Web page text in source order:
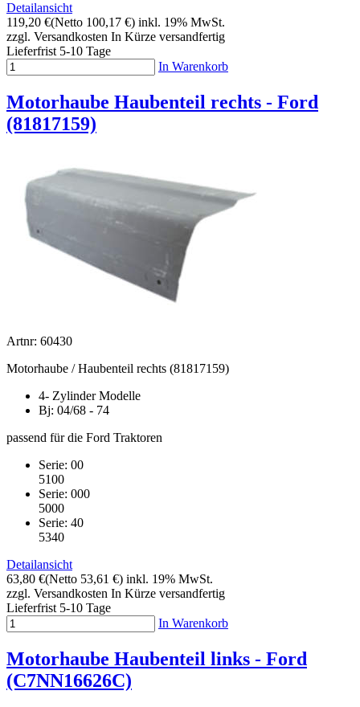
Detailansicht
119,20 €(Netto 100,17 €) inkl. 19% MwSt.
zzgl. Versandkosten In Kürze versandfertig
Lieferfrist 5-10 Tage
In Warenkorb
Motorhaube Haubenteil rechts - Ford
(81817159)
Artnr: 60430
Motorhaube / Haubenteil rechts (81817159)
4- Zylinder Modelle
Bj: 04/68 - 74
passend für die Ford Traktoren
Serie: 00
5100
Serie: 000
5000
Serie: 40
5340
Detailansicht
63,80 €(Netto 53,61 €) inkl. 19% MwSt.
zzgl. Versandkosten In Kürze versandfertig
Lieferfrist 5-10 Tage
In Warenkorb
Motorhaube Haubenteil links - Ford
(C7NN16626C)